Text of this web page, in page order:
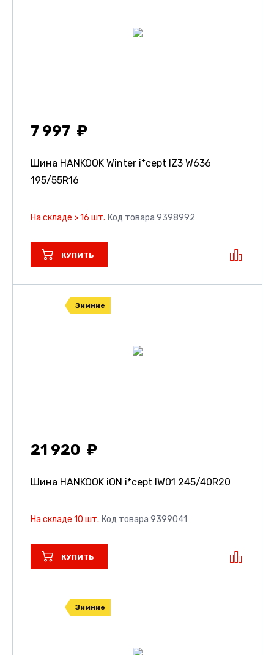
7 997
Шина HANKOOK Winter i*cept IZ3 W636
195/55R16
На складе > 16 шт. Код товара 9398992
КУПИТЬ
Зимние
21 920
Шина HANKOOK iON i*cept IW01 245/40R20
На складе 10 шт. Код товара 9399041
КУПИТЬ
Зимние